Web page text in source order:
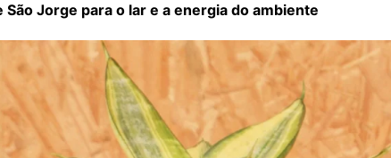
São Jorge para o lar e a energia do ambiente